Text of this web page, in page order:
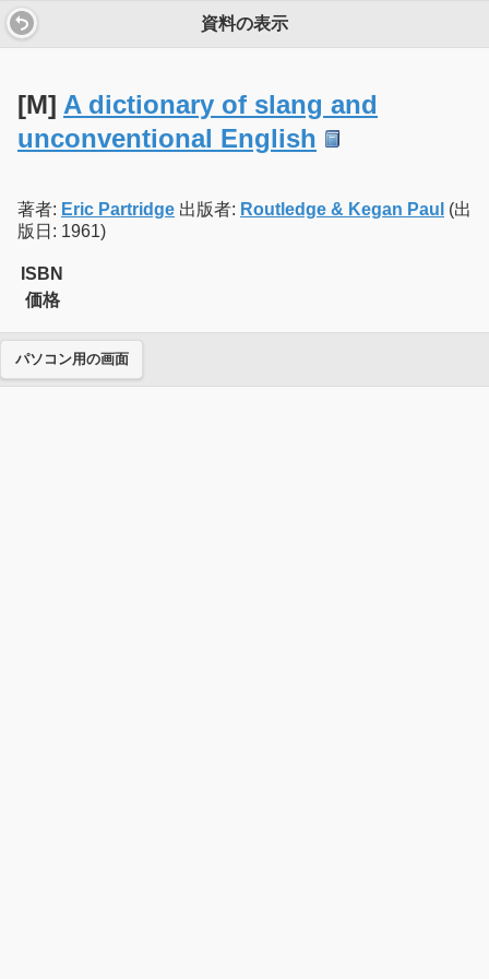
資料の表示
[M] A dictionary of slang and
unconventional English
著者: Eric Partridge 出版者: Routledge & Kegan Paul (出
版日: 1961)
ISBN
価格
パソコン用の画面